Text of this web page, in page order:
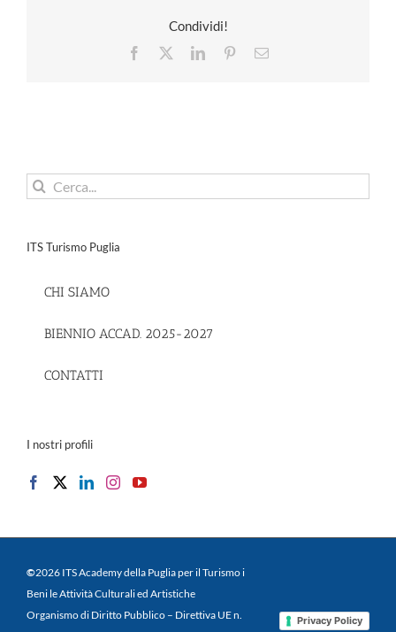
Condividi!
Facebook LinkedInPinterestEmail
Cerca
ITS Turismo Puglia
CHI SIAMO
BIENNIO ACCAD. 2025-2027
CONTATTI
I nostri profili
©2026 ITS Academy della Puglia per il Turismo i
Beni le Attività Culturali ed Artistiche
Organismo di Diritto Pubblico – Direttiva UE n.
Privacy Policy